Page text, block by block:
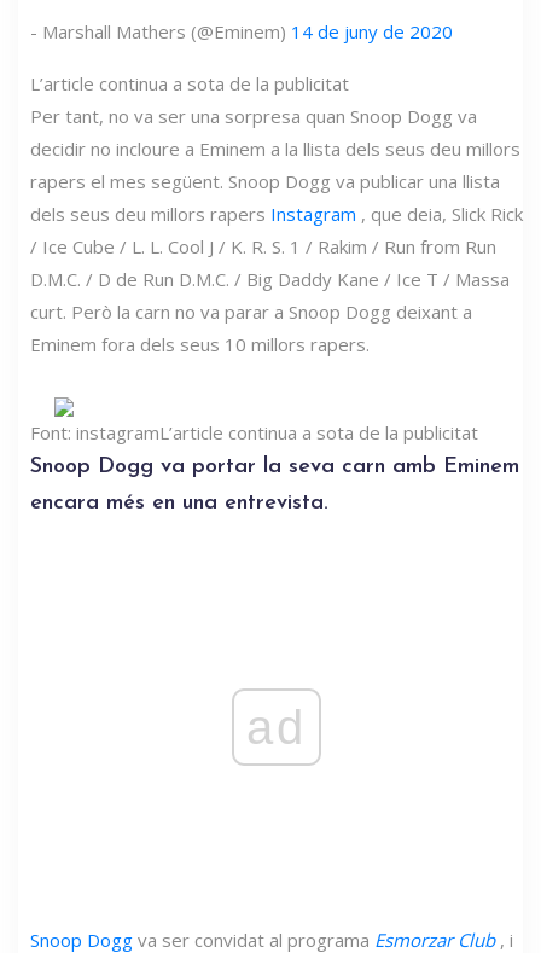
- Marshall Mathers (@Eminem) 14 de juny de 2020
L’article continua a sota de la publicitat
Per tant, no va ser una sorpresa quan Snoop Dogg va
decidir no incloure a Eminem a la llista dels seus deu millors
rapers el mes següent. Snoop Dogg va publicar una llista
dels seus deu millors rapers Instagram , que deia, Slick Rick
/ Ice Cube / L. L. Cool J / K. R. S. 1 / Rakim / Run from Run
D.M.C. / D de Run D.M.C. / Big Daddy Kane / Ice T / Massa
curt. Però la carn no va parar a Snoop Dogg deixant a
Eminem fora dels seus 10 millors rapers.
Font: instagramL’article continua a sota de la publicitat
Snoop Dogg va portar la seva carn amb Eminem
encara més en una entrevista.
ad
Snoop Dogg va ser convidat al programa Esmorzar Club , i